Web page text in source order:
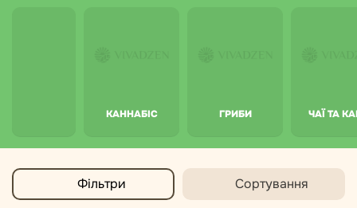
КАННАБІС ГРИБИ ЧАЇ ТА
Фільтри Сортування